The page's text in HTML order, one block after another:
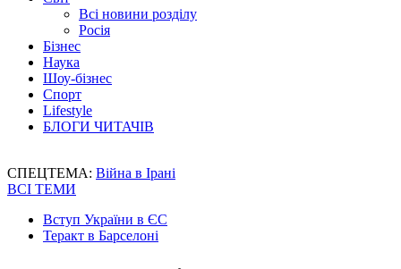
Всі новини розділу
Росія
Бізнес
Наука
Шоу-бізнес
Спорт
Lifestyle
БЛОГИ ЧИТАЧІВ
СПЕЦТЕМА: Війна в Ірані
ВСІ ТЕМИ
Вступ України в ЄС
Теракт в Барселоні